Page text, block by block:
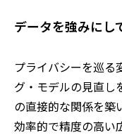
データを強みにし
プライバシーを巡る
グ・モデルの見直し
の直接的な関係を築
効率的で精度の高い